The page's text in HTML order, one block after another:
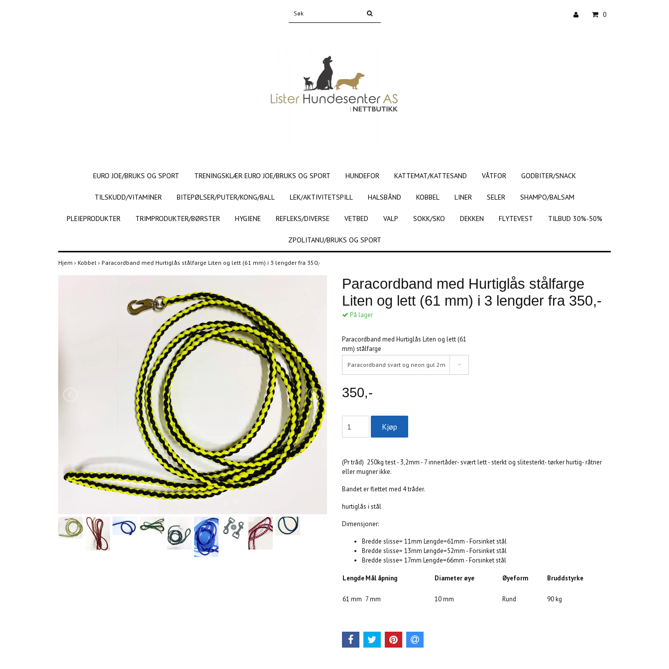
0
EURO JOE/BRUKS OG SPORT TRENINGSKLÆR EURO JOE/BRUKS OG SPORT HUNDEFOR KATTEMAT/KATTESAND VÅTFOR GODBITER/SNACK
TILSKUDD/VITAMINER BITEPØLSER/PUTER/KONG/BALL LEK/AKTIVITETSPILL HALSBÅND KOBBEL LINER SELER SHAMPO/BALSAM
PLEIEPRODUKTER TRIMPRODUKTER/BØRSTER HYGIENE REFLEKS/DIVERSE VETBED VALP SOKK/SKO DEKKEN FLYTEVEST TILBUD 30%-50%
ZPOLITANU/BRUKS OG SPORT
Hjem › Kobbel › Paracordband med Hurtiglås stålfarge Liten og lett (61 mm) i 3 lengder fra 350,-
Paracordband med Hurtiglås stålfarge
Liten og lett (61 mm) i 3 lengder fra 350,-
På lager
Paracordband med Hurtiglås Liten og lett (61
mm) stålfarge
Paracordband svart og neon gul 2m
350,-
(Pr tråd) 250kg test - 3,2mm - 7 innertåder- svært lett - sterkt og slitesterkt- tørker hurtig- råtner
eller mugner ikke.
Bandet er flettet med 4 tråder.
hurtiglås i stål
Dimensjoner:
Bredde slisse= 11mm Lengde=61mm - Forsinket stål
Bredde slisse= 13mm Lengde=52mm - Forsinket stål
Bredde slisse= 17mm Lengde=66mm - Forsinket stål
LengdeMål åpning Diameter øye Øyeform Bruddstyrke
61 mm 7 mm 10 mm Rund 90 kg